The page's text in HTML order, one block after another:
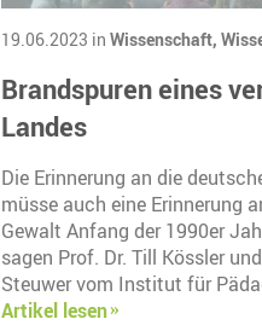
19.06.2023 in Wissenschaft,
Brandspuren eines
Landes
Die Erinnerung an die
müsse auch eine Erinnerung
Gewalt Anfang der 1990er
sagen Prof. Dr. Till Kössler
Steuwer vom Institut für
Artikel lesen